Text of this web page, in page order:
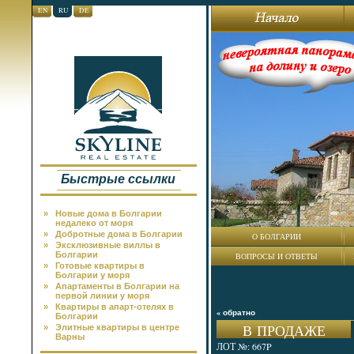
EN RU DE
Быстрые ссылки
»
Новые дома в Болгарии
недалеко от моря
»
Добротные дома в Болгарии
»
Эксклюзивные виллы в
Болгарии
»
Готовые квартиры в
Болгарии у моря
»
Апартаменты в Болгарии на
первой линии у моря
»
Квартиры в апарт-отелях в
Болгарии
»
Элитные квартиры в центре
Варны
О БОЛГАРИИ
ВОПРОСЫ И ОТВЕТЫ
« обратно
В ПРОДАЖЕ
ЛОТ №: 667P